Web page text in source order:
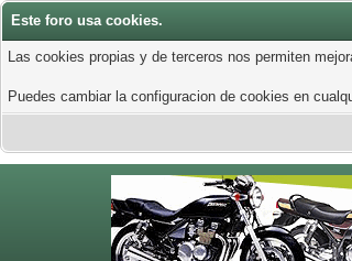
Este foro usa cookies.
Las cookies propias y de terceros nos permiten
Puedes cambiar la configuracion de cookies en